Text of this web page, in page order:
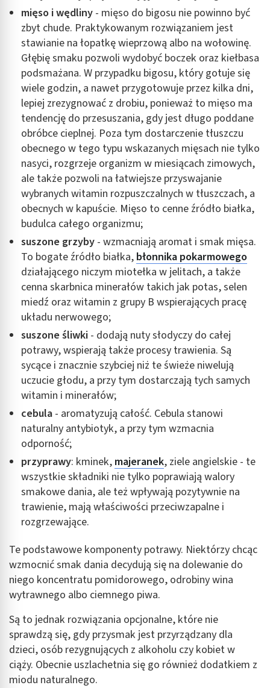
mięso i wędliny - mięso do bigosu nie powinno być
zbyt chude. Praktykowanym rozwiązaniem jest
stawianie na łopatkę wieprzową albo na wołowinę.
Głębię smaku pozwoli wydobyć boczek oraz kiełbasa
podsmażana. W przypadku bigosu, który gotuje się
wiele godzin, a nawet przygotowuje przez kilka dni,
lepiej zrezygnować z drobiu, ponieważ to mięso ma
tendencję do przesuszania, gdy jest długo poddane
obróbce cieplnej. Poza tym dostarczenie tłuszczu
obecnego w tego typu wskazanych mięsach nie tylko
nasyci, rozgrzeje organizm w miesiącach zimowych,
ale także pozwoli na łatwiejsze przyswajanie
wybranych witamin rozpuszczalnych w tłuszczach, a
obecnych w kapuście. Mięso to cenne źródło białka,
budulca całego organizmu;
suszone grzyby - wzmacniają aromat i smak mięsa.
To bogate źródło białka, błonnika pokarmowego
działającego niczym miotełka w jelitach, a także
cenna skarbnica minerałów takich jak potas, selen
miedź oraz witamin z grupy B wspierających pracę
układu nerwowego;
suszone śliwki - dodają nuty słodyczy do całej
potrawy, wspierają także procesy trawienia. Są
sycące i znacznie szybciej niż te świeże niwelują
uczucie głodu, a przy tym dostarczają tych samych
witamin i minerałów;
cebula - aromatyzują całość. Cebula stanowi
naturalny antybiotyk, a przy tym wzmacnia
odporność;
przyprawy: kminek, majeranek, ziele angielskie - te
wszystkie składniki nie tylko poprawiają walory
smakowe dania, ale też wpływają pozytywnie na
trawienie, mają właściwości przeciwzapalne i
rozgrzewające.
Te podstawowe komponenty potrawy. Niektórzy chcąc
wzmocnić smak dania decydują się na dolewanie do
niego koncentratu pomidorowego, odrobiny wina
wytrawnego albo ciemnego piwa.
Są to jednak rozwiązania opcjonalne, które nie
sprawdzą się, gdy przysmak jest przyrządzany dla
dzieci, osób rezygnujących z alkoholu czy kobiet w
ciąży. Obecnie uszlachetnia się go również dodatkiem z
miodu naturalnego.